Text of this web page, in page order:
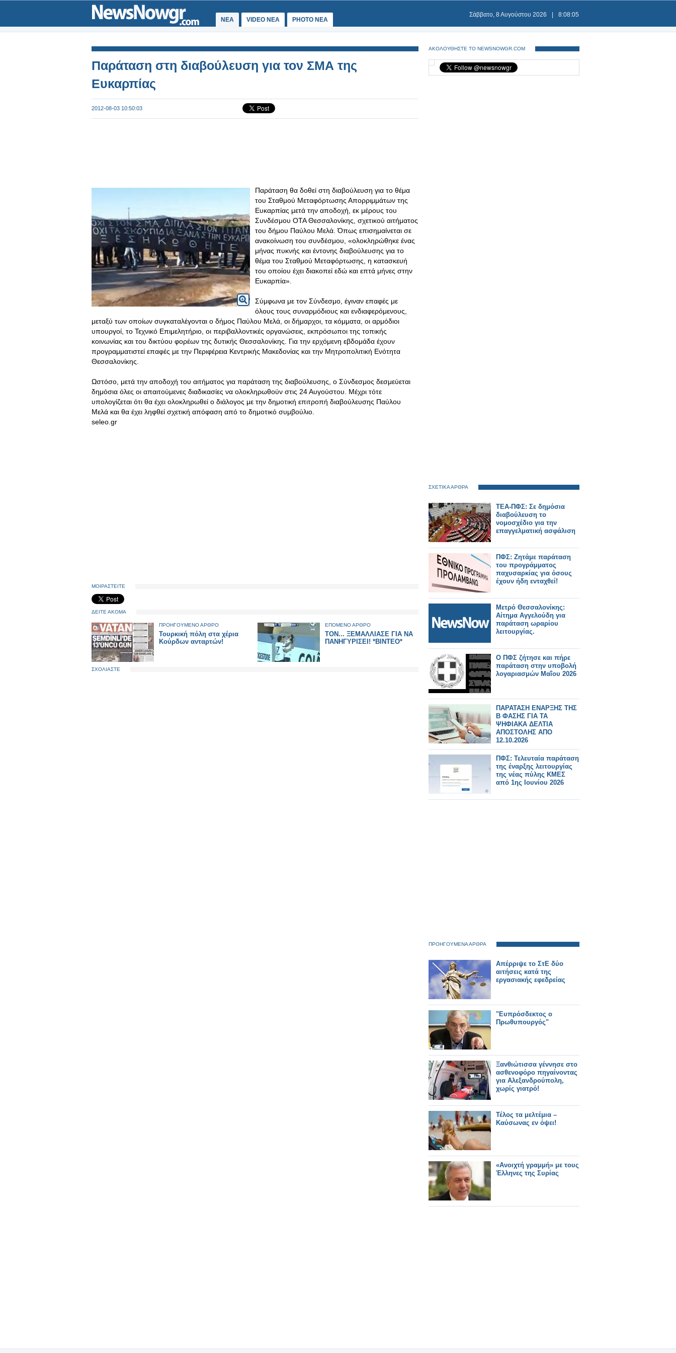
ΝΕΑ VIDEO NEA PHOTO NEA
Σάββατο, 8 Αυγούστου 2026 8:08:06
Παράταση στη διαβούλευση για τον ΣΜΑ της
Ευκαρπίας
2012-08-03 10:50:03
Παράταση θα δοθεί στη διαβούλευση για το θέμα
του Σταθμού Μεταφόρτωσης Απορριμμάτων της
Ευκαρπίας μετά την αποδοχή, εκ μέρους του
Συνδέσμου ΟΤΑ Θεσσαλονίκης, σχετικού αιτήματος
του δήμου Παύλου Μελά. Όπως επισημαίνεται σε
ανακοίνωση του συνδέσμου, «ολοκληρώθηκε ένας
μήνας πυκνής και έντονης διαβούλευσης για το
θέμα του Σταθμού Μεταφόρτωσης, η κατασκευή
του οποίου έχει διακοπεί εδώ και επτά μήνες στην
Ευκαρπία».
Σύμφωνα με τον Σύνδεσμο, έγιναν επαφές με
όλους τους συναρμόδιους και ενδιαφερόμενους,
μεταξύ των οποίων συγκαταλέγονται ο δήμος Παύλου Μελά, οι δήμαρχοι, τα κόμματα, οι αρμόδιοι
υπουργοί, το Τεχνικό Επιμελητήριο, οι περιβαλλοντικές οργανώσεις, εκπρόσωποι της τοπικής
κοινωνίας και του δικτύου φορέων της δυτικής Θεσσαλονίκης. Για την ερχόμενη εβδομάδα έχουν
προγραμματιστεί επαφές με την Περιφέρεια Κεντρικής Μακεδονίας και την Μητροπολιτική Ενότητα
Θεσσαλονίκης.
Ωστόσο, μετά την αποδοχή του αιτήματος για παράταση της διαβούλευσης, ο Σύνδεσμος δεσμεύεται
δημόσια όλες οι απαιτούμενες διαδικασίες να ολοκληρωθούν στις 24 Αυγούστου. Μέχρι τότε
υπολογίζεται ότι θα έχει ολοκληρωθεί ο διάλογος με την δημοτική επιτροπή διαβούλευσης Παύλου
Μελά και θα έχει ληφθεί σχετική απόφαση από το δημοτικό συμβούλιο.
seleo.gr
ΜΟΙΡΑΣΤΕΙΤΕ
ΔΕΙΤΕ ΑΚΟΜΑ
ΠΡΟΗΓΟΥΜΕΝΟ ΑΡΘΡΟ
Τουρκική πόλη στα χέρια
Κούρδων ανταρτών!
ΕΠΟΜΕΝΟ ΑΡΘΡΟ
ΤΟΝ... ΞΕΜΑΛΛΙΑΣΕ ΓΙΑ ΝΑ
ΠΑΝΗΓΥΡΙΣΕΙ! *ΒΙΝΤΕΟ*
ΣΧΟΛΙΑΣΤΕ
ΑΚΟΛΟΥΘΗΣΤΕ ΤΟ NEWSNOWGR.COM
ΣΧΕΤΙΚΑ ΑΡΘΡΑ
ΤΕΑ-ΠΦΣ: Σε δημόσια
διαβούλευση το
νομοσχέδιο για την
επαγγελματική ασφάλιση
ΠΦΣ: Ζητάμε παράταση
του προγράμματος
παχυσαρκίας για όσους
έχουν ήδη ενταχθεί!
Μετρό Θεσσαλονίκης:
Αίτημα Αγγελούδη για
παράταση ωραρίου
λειτουργίας.
Ο ΠΦΣ ζήτησε και πήρε
παράταση στην υποβολή
λογαριασμών Μαΐου 2026
ΠΑΡΑΤΑΣΗ ΕΝΑΡΞΗΣ ΤΗΣ
Β ΦΑΣΗΣ ΓΙΑ ΤΑ
ΨΗΦΙΑΚΑ ΔΕΛΤΙΑ
ΑΠΟΣΤΟΛΗΣ ΑΠΟ
12.10.2026
ΠΦΣ: Τελευταία παράταση
της έναρξης λειτουργίας
της νέας πύλης ΚΜΕΣ
από 1ης Ιουνίου 2026
ΠΡΟΗΓΟΥΜΕΝΑ ΑΡΘΡΑ
Απέρριψε το ΣτΕ δύο
αιτήσεις κατά της
εργασιακής εφεδρείας
"Ευπρόσδεκτος ο
Πρωθυπουργός"
Ξανθιώτισσα γέννησε στο
ασθενοφόρο πηγαίνοντας
για Αλεξανδρούπολη,
χωρίς γιατρό!
Τέλος τα μελτέμια –
Καύσωνας εν όψει!
«Ανοιχτή γραμμή» με τους
Έλληνες της Συρίας